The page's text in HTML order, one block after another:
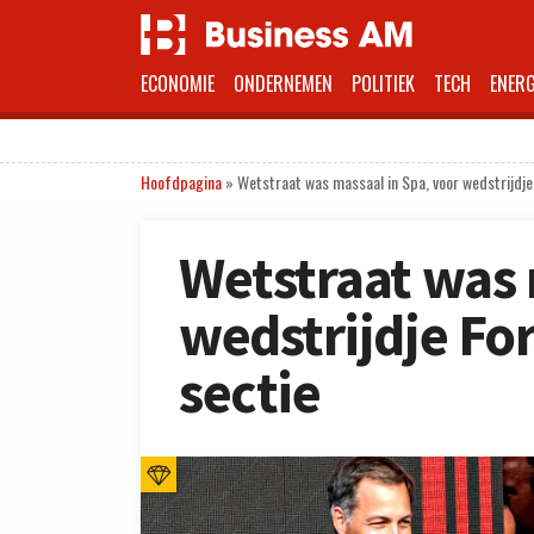
ECONOMIE ONDERNEMEN POLITIEK TECH
Hoofdpagina»Wetstraat was massaal in Spa, voor
Wetstraat was
wedstrijdje
sectie